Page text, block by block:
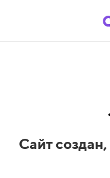
Сайт создан,